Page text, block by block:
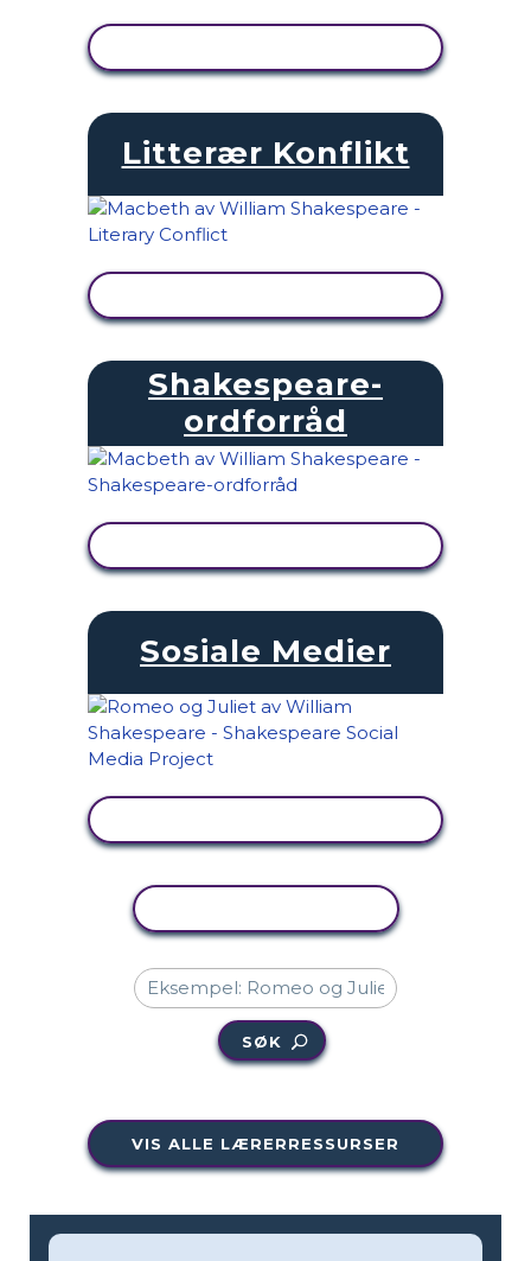
Litterær Konflikt
Shakespeare-
ordforråd
Sosiale Medier
SØK
VIS ALLE LÆRERRESSURSER